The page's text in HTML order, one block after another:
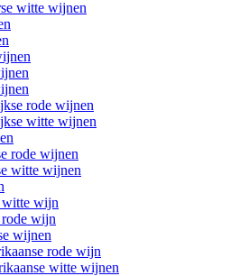
witte wijnen
rode wijnen
witte wijnen
rode wijnen
witte wijnen
witte wijn
rode wijn
wijnen
rode wijn
witte wijnen